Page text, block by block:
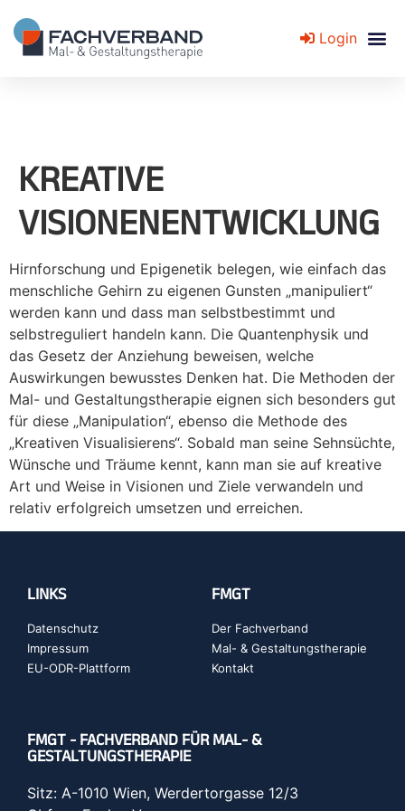
Login
KREATIVE
VISIONENENTWICKLUNG
Hirnforschung und Epigenetik belegen, wie einfach das
menschliche Gehirn zu eigenen Gunsten „manipuliert“
werden kann und dass man selbstbestimmt und
selbstreguliert handeln kann. Die Quantenphysik und
das Gesetz der Anziehung beweisen, welche
Auswirkungen bewusstes Denken hat. Die Methoden der
Mal- und Gestaltungstherapie eignen sich besonders gut
für diese „Manipulation“, ebenso die Methode des
„Kreativen Visualisierens“. Sobald man seine Sehnsüchte,
Wünsche und Träume kennt, kann man sie auf kreative
Art und Weise in Visionen und Ziele verwandeln und
relativ erfolgreich umsetzen und erreichen.
LINKS
Datenschutz
Impressum
EU-ODR-Plattform
FMGT
Der Fachverband
Mal- & Gestaltungstherapie
Kontakt
FMGT - FACHVERBAND FÜR MAL- &
GESTALTUNGSTHERAPIE
Sitz: A-1010 Wien, Werdertorgasse 12/3